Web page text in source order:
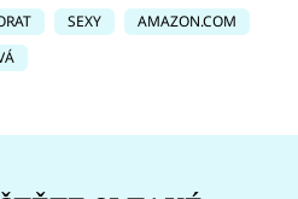
SEXY
AMAZON.COM